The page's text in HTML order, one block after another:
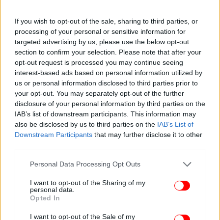
If you wish to opt-out of the sale, sharing to third parties, or
processing of your personal or sensitive information for
targeted advertising by us, please use the below opt-out
section to confirm your selection. Please note that after your
opt-out request is processed you may continue seeing
interest-based ads based on personal information utilized by
us or personal information disclosed to third parties prior to
your opt-out. You may separately opt-out of the further
disclosure of your personal information by third parties on the
IAB’s list of downstream participants. This information may
also be disclosed by us to third parties on the IAB’s List of
Downstream Participants that may further disclose it to other
Please note that this website/app uses one or more Google
not limited to your visit or usage behaviour. You may click to
grant or deny consent to Google and its third-party tags to
use your data for below specified purposes in below Google
consent section.
Personal Data Processing Opt Outs
I want to opt-out of the Sharing of my
personal data.
Opted In
I want to opt-out of the Sale of my
στην Αθήνα -Συνελήφθη 30χρονος, αναζητούνται άλλοι
δυο
Μητσοτάκης -Eπίσκεψη σε βρεφονηπιακό σταθμό:
«Έμπρακτη στήριξη της κυβέρνησης σε οικογένειες με
μικρά παιδιά»